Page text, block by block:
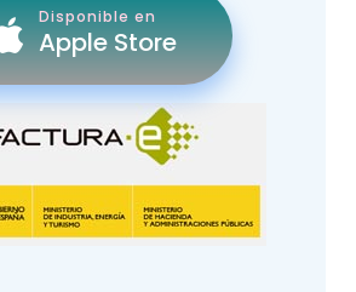
Disponible en
Apple Store